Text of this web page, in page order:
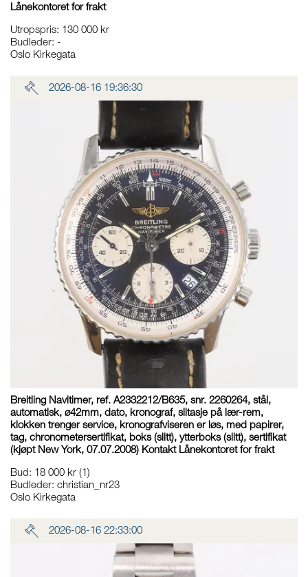
Lånekontoret for frakt
Utropspris: 130 000 kr
Budleder: -
Oslo Kirkegata
2026-08-16 19:36:30
Breitling Navitimer, ref. A2332212/B635, snr. 2260264, stål,
automatisk, ø42mm, dato, kronograf, slitasje på lær-rem,
klokken trenger service, kronografviseren er løs, med papirer,
tag, chronometersertifikat, boks (slitt), ytterboks (slitt), sertifikat
(kjøpt New York, 07.07.2008) Kontakt Lånekontoret for frakt
Bud: 18 000 kr (1)
Budleder: christian_nr23
Oslo Kirkegata
2026-08-16 22:33:00